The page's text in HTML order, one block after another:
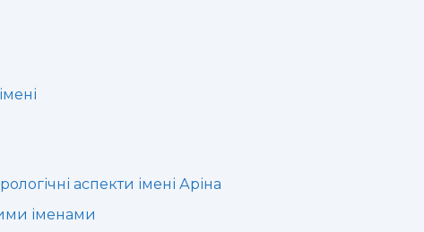
аспекти імені Аріна
іменами